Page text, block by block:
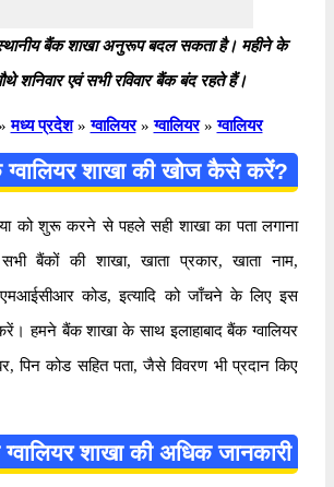
बैंक शाखा अनुरूप बदल सकता है। महीने के
शनिवार एवं सभी रविवार बैंक बंद रहते हैं।
मध्य प्रदेश » ग्वालियर » ग्वालियर » ग्वालियर
ग्वालियर शाखा की खोज कैसे करें?
को शुरू करने से पहले सही शाखा का पता लगाना
बैंकों की शाखा, खाता प्रकार, खाता नाम,
कोड, इत्यादि को जाँचने के लिए इस
हमने बैंक शाखा के साथ इलाहाबाद बैंक ग्वालियर
पिन कोड सहित पता, जैसे विवरण भी प्रदान किए
ग्वालियर शाखा की अधिक जानकारी